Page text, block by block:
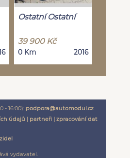
Ostatní Ostatní
39 900 Kč
0 Km 2016
- 16:00): podpora@automodul.cz
údajů | partneři| zpracování dat
vydavatel.